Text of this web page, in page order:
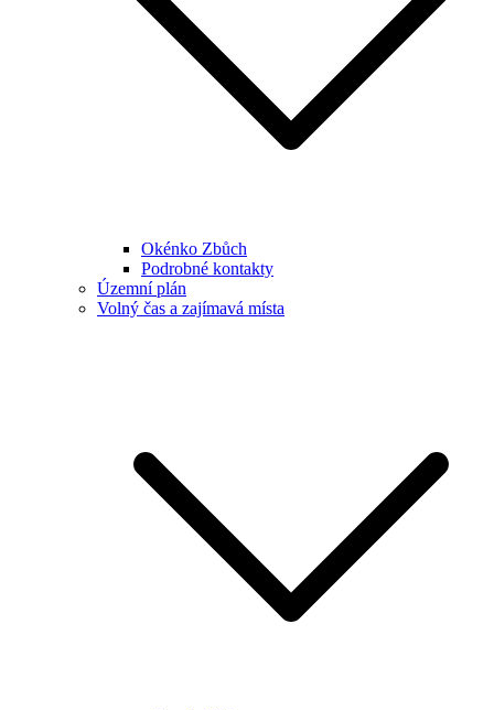
Okénko Zbůch
Podrobné kontakty
Územní plán
Volný čas a zajímavá místa